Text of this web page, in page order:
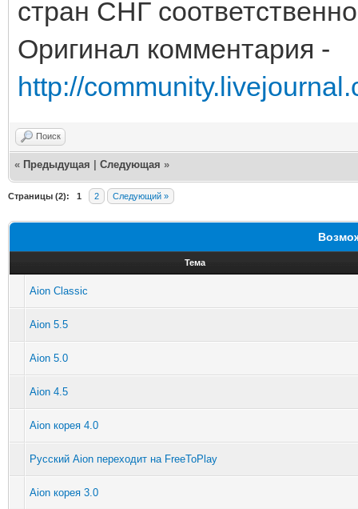
стран СНГ
Оригинал комментария -
http://
Поиск
« Предыдущая Следующая »
Страницы (2): 1 2 Следующий »
Тема
Aion Classic
Aion 5.5
Aion 5.0
Aion 4.5
Aion корея 4.0
Русский Aion переходит на FreeToPlay
Aion корея 3.0